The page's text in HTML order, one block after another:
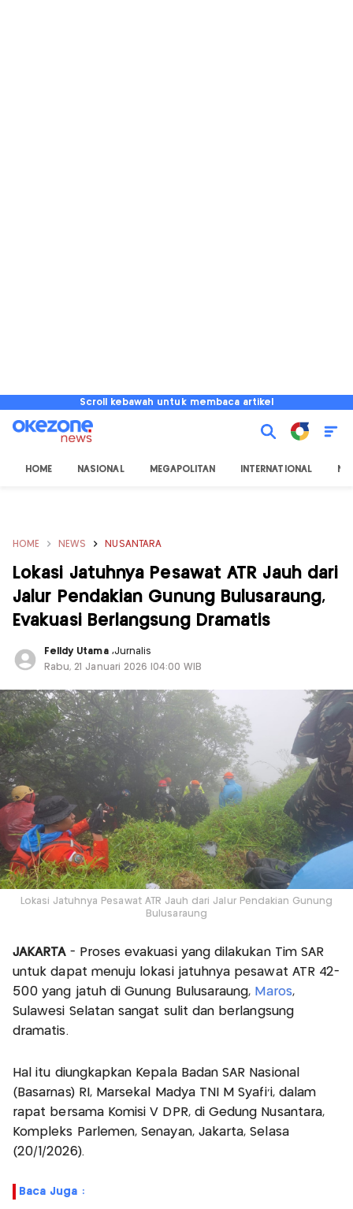
Scroll kebawah untuk membaca artikel
HOME NASIONAL MEGAPOLITAN INTERNATIONAL
HOME NEWS NUSANTARA
Lokasi Jatuhnya Pesawat ATR Jauh dari
Jalur Pendakian Gunung Bulusaraung,
Evakuasi Berlangsung Dramatis
Felldy Utama ,Jurnalis
Rabu, 21 Januari 2026 |04:00 WIB
Lokasi Jatuhnya Pesawat ATR Jauh dari Jalur Pendakian Gunung
Bulusaraung
JAKARTA- Proses evakuasi yang dilakukan Tim SAR
untuk dapat menuju lokasi jatuhnya pesawat ATR 42-
500 yang jatuh di Gunung Bulusaraung, Maros,
Sulawesi Selatan sangat sulit dan berlangsung
dramatis.
Hal itu diungkapkan Kepala Badan SAR Nasional
(Basarnas) RI, Marsekal Madya TNI M Syafi'i, dalam
rapat bersama Komisi V DPR, di Gedung Nusantara,
Kompleks Parlemen, Senayan, Jakarta, Selasa
(20/1/2026).
Baca Juga :